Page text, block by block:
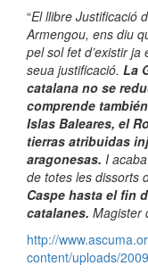
“El llibre Justificació
Armengou, ens diu
pel sol fet d’existir
seua justificació. La
catalana no se
comprende
Islas Baleares, el
tierras atribuidas
aragonesas. I
de totes les dissorts
Caspe hasta el fin
catalanes. Magister
http://
content/uploads/